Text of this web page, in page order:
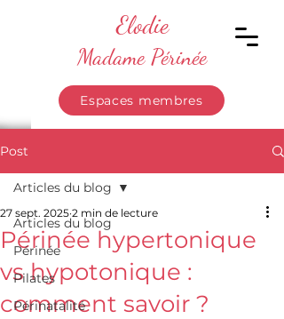
Elodie
Madame Périnée
Espaces membres
Post
Articles du blog
Périnée
Pilates
Périnatalité
Articles du blog
Périnée hypertonique
vs hypotonique :
comment savoir ?
27 sept. 2025 2 min de lecture